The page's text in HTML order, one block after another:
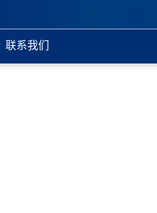
联系我们